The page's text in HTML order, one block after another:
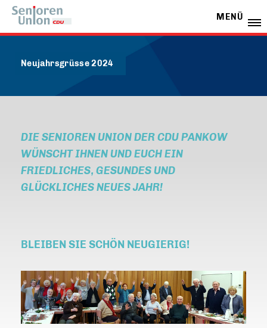
MENÜ
Neujahrsgrüsse 2024
DIE SENIOREN UNION DER CDU PANKOW
WÜNSCHT IHNEN UND EUCH EIN
FRIEDLICHES, GESUNDES UND
GLÜCKLICHES NEUES JAHR!
BLEIBEN SIE SCHÖN NEUGIERIG!